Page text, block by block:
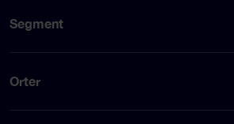
Segment
Orter